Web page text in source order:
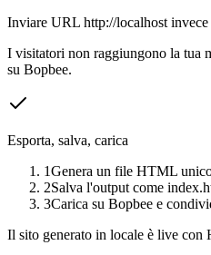
Inviare URL http://localhost
I visitatori non raggiungono la tua
su Bopbee.
Esporta, salva, carica
1Genera un file HTML
2Salva l'output come
3Carica su Bopbee e
Il sito generato in locale è live